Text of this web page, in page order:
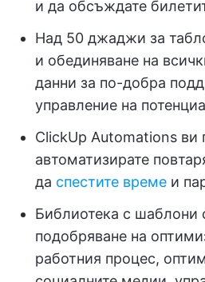
и да обсъждате
Над 50 джаджи за
и обединяване на
данни за по-добра
управление на
ClickUp Automations ви
автоматизирате
да спестите време и
Библиотека с шаблони
подобряване на
работния процес,